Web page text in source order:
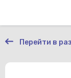
Перейти в